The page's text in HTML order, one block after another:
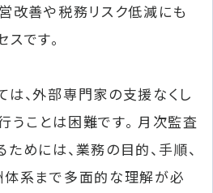
改善や税務リスク低減にも
です。
、外部専門家の支援なくし
ことは困難です。 月次監査
めには、業務の目的、手順、
体系まで多面的な理解が必